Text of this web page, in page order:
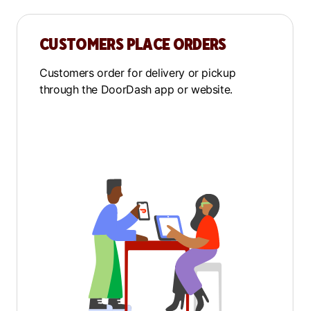
CUSTOMERS PLACE ORDERS
Customers order for delivery or pickup
through the DoorDash app or website.